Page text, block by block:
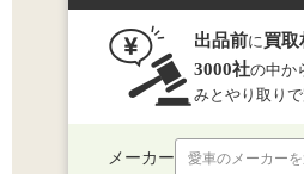
出品前に 買取
3000社の中か
みとやり取りで
メーカー 愛車のメーカー